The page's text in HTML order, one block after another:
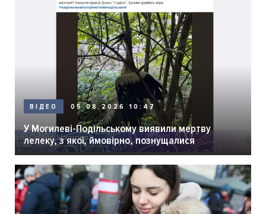
ВІДЕО 05.08.2026 10:47
У Могилеві-Подільському виявили мертву
лелеку, з якої, ймовірно, познущалися